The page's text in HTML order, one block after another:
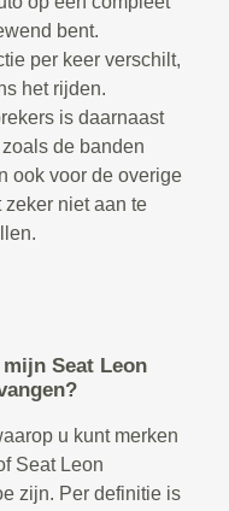
bent.
per keer verschilt,
het rijden.
is daarnaast
de banden
ook voor de overige
niet aan te
Seat Leon
u kunt merken
Seat Leon
zijn. Per definitie is